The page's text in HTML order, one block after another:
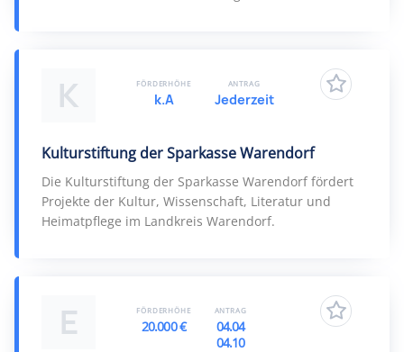
K
Kulturstiftung der Sparkasse Warendorf
Die Kulturstiftung der Sparkasse Warendorf fördert
Projekte der Kultur, Wissenschaft, Literatur und
Heimatpflege im Landkreis Warendorf.
FÖRDERHÖHE
k.A
ANTRAG
Jederzeit
E FÖRDERHÖHE
20.000 €
ANTRAG
04.04
04.10